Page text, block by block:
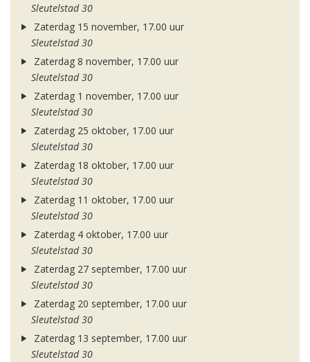
Sleutelstad 30
Zaterdag 15 november, 17.00 uur
Sleutelstad 30
Zaterdag 8 november, 17.00 uur
Sleutelstad 30
Zaterdag 1 november, 17.00 uur
Sleutelstad 30
Zaterdag 25 oktober, 17.00 uur
Sleutelstad 30
Zaterdag 18 oktober, 17.00 uur
Sleutelstad 30
Zaterdag 11 oktober, 17.00 uur
Sleutelstad 30
Zaterdag 4 oktober, 17.00 uur
Sleutelstad 30
Zaterdag 27 september, 17.00 uur
Sleutelstad 30
Zaterdag 20 september, 17.00 uur
Sleutelstad 30
Zaterdag 13 september, 17.00 uur
Sleutelstad 30